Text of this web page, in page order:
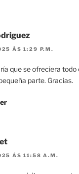
ÁS 1:29 P.M.
que se ofreciera todo
parte. Gracias.
ÁS 11:58 A.M.